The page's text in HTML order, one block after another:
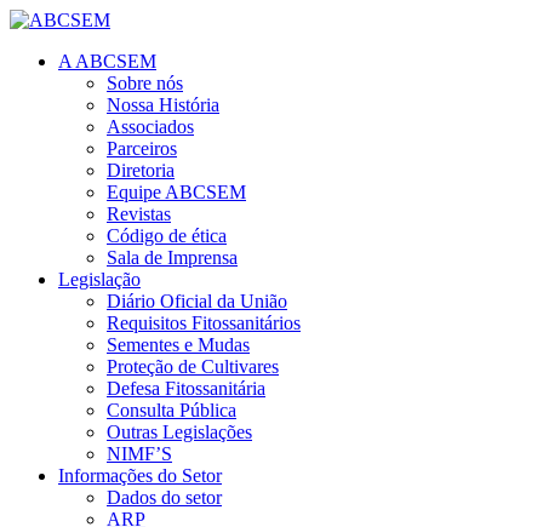
A ABCSEM
Sobre nós
Nossa História
Associados
Parceiros
Diretoria
Equipe ABCSEM
Revistas
Código de ética
Sala de Imprensa
Legislação
Diário Oficial da União
Requisitos Fitossanitários
Sementes e Mudas
Proteção de Cultivares
Defesa Fitossanitária
Consulta Pública
Outras Legislações
NIMF’S
Informações do Setor
Dados do setor
ARP